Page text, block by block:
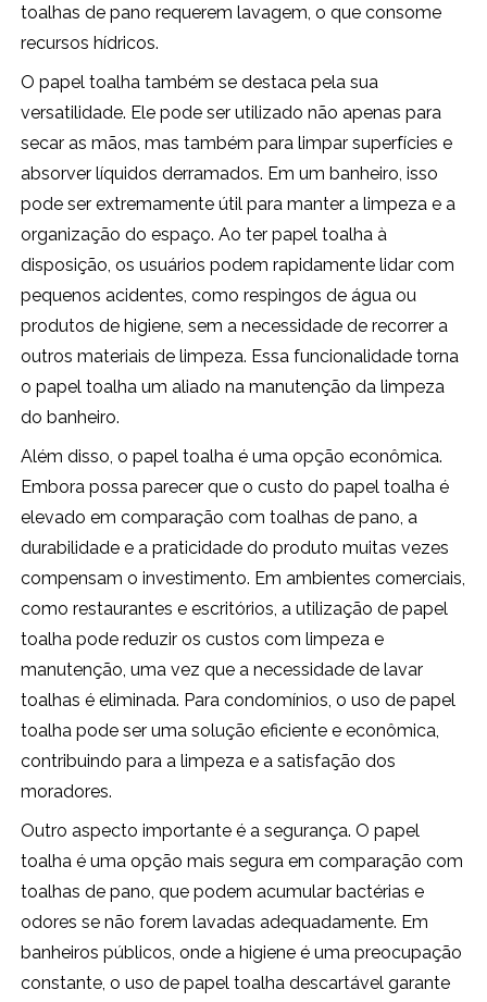
toalhas de pano requerem lavagem, o que consome
recursos hídricos.
O papel toalha também se destaca pela sua
versatilidade. Ele pode ser utilizado não apenas para
secar as mãos, mas também para limpar superfícies e
absorver líquidos derramados. Em um banheiro, isso
pode ser extremamente útil para manter a limpeza e a
organização do espaço. Ao ter papel toalha à
disposição, os usuários podem rapidamente lidar com
pequenos acidentes, como respingos de água ou
produtos de higiene, sem a necessidade de recorrer a
outros materiais de limpeza. Essa funcionalidade torna
o papel toalha um aliado na manutenção da limpeza
do banheiro.
Além disso, o papel toalha é uma opção econômica.
Embora possa parecer que o custo do papel toalha é
elevado em comparação com toalhas de pano, a
durabilidade e a praticidade do produto muitas vezes
compensam o investimento. Em ambientes comerciais,
como restaurantes e escritórios, a utilização de papel
toalha pode reduzir os custos com limpeza e
manutenção, uma vez que a necessidade de lavar
toalhas é eliminada. Para condomínios, o uso de papel
toalha pode ser uma solução eficiente e econômica,
contribuindo para a limpeza e a satisfação dos
moradores.
Outro aspecto importante é a segurança. O papel
toalha é uma opção mais segura em comparação com
toalhas de pano, que podem acumular bactérias e
odores se não forem lavadas adequadamente. Em
banheiros públicos, onde a higiene é uma preocupação
constante, o uso de papel toalha descartável garante